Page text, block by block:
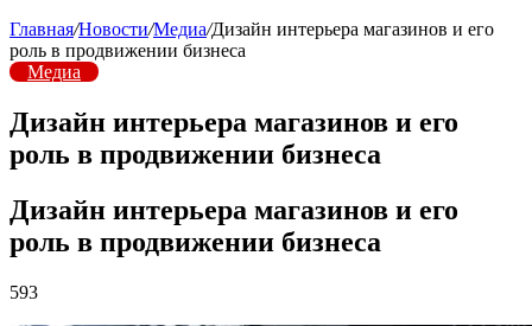
Главная/Новости/Медиа/Дизайн интерьера магазинов и его
роль в продвижении бизнеса
Медиа
Дизайн интерьера магазинов и его
роль в продвижении бизнеса
Дизайн интерьера магазинов и его
роль в продвижении бизнеса
593